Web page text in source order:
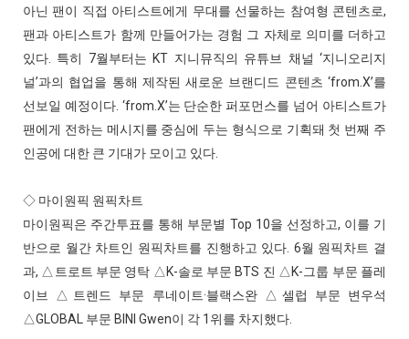
아닌 팬이 직접 아티스트에게 무대를 선물하는 참여형 콘텐츠로,
팬과 아티스트가 함께 만들어가는 경험 그 자체로 의미를 더하고
있다. 특히 7월부터는 KT 지니뮤직의 유튜브 채널 ‘지니오리지
널’과의 협업을 통해 제작된 새로운 브랜디드 콘텐츠 ‘from.X’를
선보일 예정이다. ‘from.X’는 단순한 퍼포먼스를 넘어 아티스트가
팬에게 전하는 메시지를 중심에 두는 형식으로 기획돼 첫 번째 주
인공에 대한 큰 기대가 모이고 있다.
◇ 마이원픽 원픽차트
마이원픽은 주간투표를 통해 부문별 Top 10을 선정하고, 이를 기
반으로 월간 차트인 원픽차트를 진행하고 있다. 6월 원픽차트 결
과, △트로트 부문 영탁 △K-솔로 부문 BTS 진 △K-그룹 부문 플레
이브 △트렌드 부문 루네이트·블랙스완 △셀럽 부문 변우석
△GLOBAL 부문 BINI Gwen이 각 1위를 차지했다.